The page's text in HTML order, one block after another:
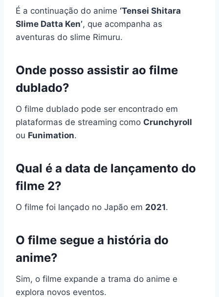
É a continuação do anime ‘Tensei Shitara
Slime Datta Ken’, que acompanha as
aventuras do slime Rimuru.
Onde posso assistir ao filme
dublado?
O filme dublado pode ser encontrado em
plataformas de streaming como Crunchyroll
ou Funimation.
Qual é a data de lançamento do
filme 2?
O filme foi lançado no Japão em 2021.
O filme segue a história do
anime?
Sim, o filme expande a trama do anime e
explora novos eventos.